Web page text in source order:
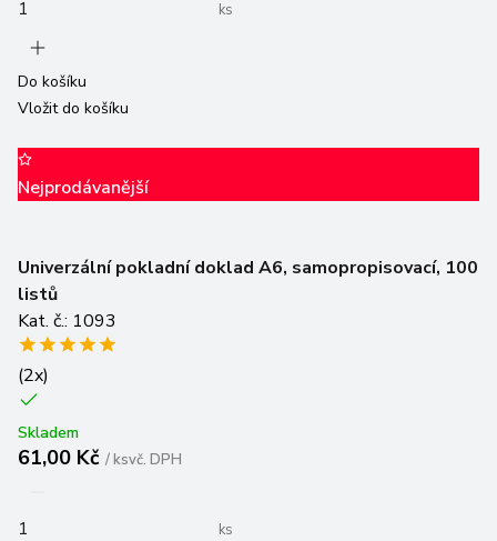
ks
Do košíku
Vložit do košíku
Nejprodávanější
Univerzální pokladní doklad A6, samopropisovací, 100
listů
Kat. č.: 1093
(2x)
Skladem
61,00 Kč /ksvč. DPH
ks